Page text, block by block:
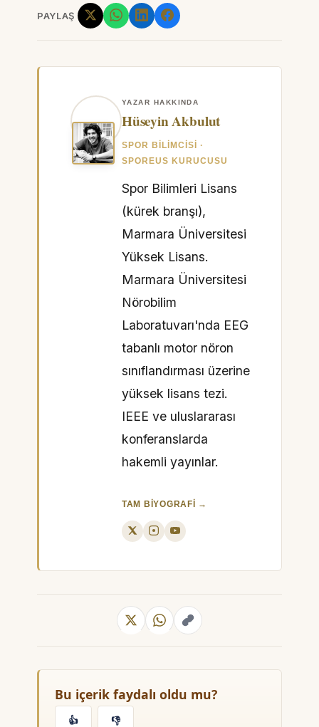
PAYLAŞ
YAZAR HAKKINDA
Hüseyin Akbulut
SPOR BILIMCISI ·
SPOREUS KURUCUSU
Spor Bilimleri Lisans
(kürek branşı),
Marmara Üniversitesi
Yüksek Lisans.
Marmara Üniversitesi
Nörobilim
Laboratuvarı'nda EEG
tabanlı motor nöron
sınıflandırması üzerine
yüksek lisans tezi.
IEEE ve uluslararası
konferanslarda
hakemli yayınlar.
TAM BIYOGRAFI →
Bu içerik faydalı oldu mu?
👍 👎